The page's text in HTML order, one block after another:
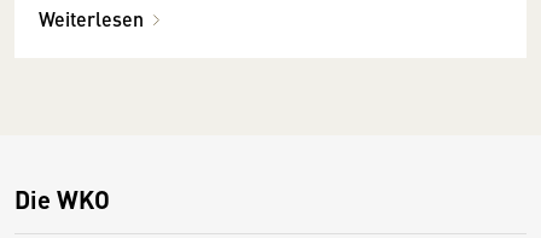
Weiterlesen
Die WKO